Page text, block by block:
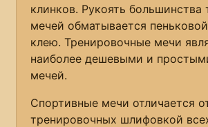
клинков. Рукоять большинства
мечей обматывается
клею. Тренировочные мечи
наиболее дешевыми и
мечей.
Спортивные мечи отличается
тренировочных шлифовкой